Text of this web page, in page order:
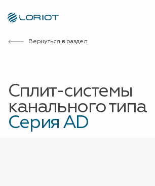
Вернуться в раздел
Сплит-системы
канального типа
Серия AD